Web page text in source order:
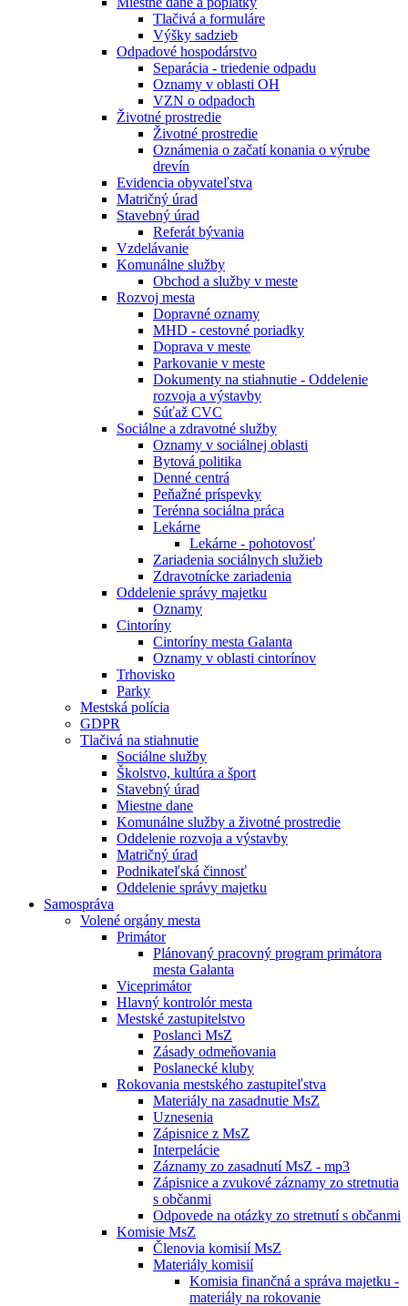
Tlačivá a formuláre
Výšky sadzieb
Odpadové hospodárstvo
Separácia - triedenie odpadu
Oznamy v oblasti OH
VZN o odpadoch
Životné prostredie
Životné prostredie
Oznámenia o začatí konania o výrube
drevín
Evidencia obyvateľstva
Matričný úrad
Stavebný úrad
Referát bývania
Vzdelávanie
Komunálne služby
Obchod a služby v meste
Rozvoj mesta
Dopravné oznamy
MHD - cestovné poriadky
Doprava v meste
Parkovanie v meste
Dokumenty na stiahnutie - Oddelenie
rozvoja a výstavby
Súťaž CVC
Sociálne a zdravotné služby
Oznamy v sociálnej oblasti
Bytová politika
Denné centrá
Peňažné príspevky
Terénna sociálna práca
Lekárne
Lekárne - pohotovosť
Zariadenia sociálnych služieb
Zdravotnícke zariadenia
Oddelenie správy majetku
Oznamy
Cintoríny
Cintoríny mesta Galanta
Oznamy v oblasti cintorínov
Trhovisko
Parky
Mestská polícia
GDPR
Tlačivá na stiahnutie
Sociálne služby
Školstvo, kultúra a šport
Stavebný úrad
Miestne dane
Komunálne služby a životné prostredie
Oddelenie rozvoja a výstavby
Matričný úrad
Podnikateľská činnosť
Oddelenie správy majetku
Samospráva
Volené orgány mesta
Primátor
Plánovaný pracovný program primátora
mesta Galanta
Viceprimátor
Hlavný kontrolór mesta
Mestské zastupitelstvo
Poslanci MsZ
Zásady odmeňovania
Poslanecké kluby
Rokovania mestského zastupiteľstva
Materiály na zasadnutie MsZ
Uznesenia
Zápisnice z MsZ
Interpelácie
Záznamy zo zasadnutí MsZ - mp3
Zápisnice a zvukové záznamy zo stretnutia
s občanmi
Odpovede na otázky zo stretnutí s občanmi
Komisie MsZ
Členovia komisií MsZ
Materiály komisií
Komisia finančná a správa majetku -
materiály na rokovanie